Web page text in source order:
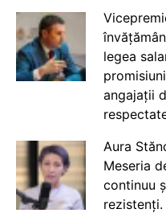
legea
angajații
Aura
Meseria
continuu
rezistenți.